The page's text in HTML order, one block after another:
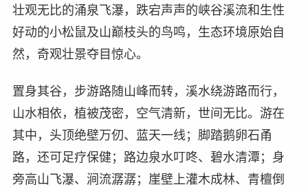
壮观无比的涌泉飞瀑，跌宕声声的峡谷溪流和生性
好动的小松鼠及山巅枝头的鸟鸣，生态环境原始自
然，奇观壮景夺目惊心。
置身其谷，步游路随山峰而转，溪水绕游路而行，
山水相依，植被茂密，空气清新，世间无比。游在
其中，头顶绝壁万仞、蓝天一线；脚踏鹅卵石甬
路，还可足疗保健；路边泉水叮咚、碧水清潭；身
旁高山飞瀑、涧流潺潺；崖壁上灌木成林、青檀倒